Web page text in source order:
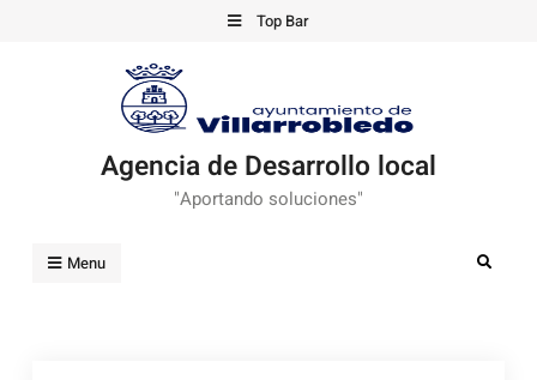
Top Bar
Agencia de Desarrollo local
"Aportando soluciones"
Menu Search